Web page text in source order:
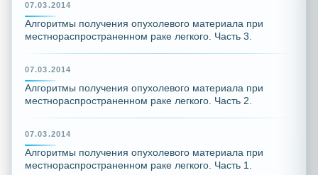
07.03.2014
Алгоритмы получения опухолевого материала при
местнораспространенном раке легкого. Часть 3.
07.03.2014
Алгоритмы получения опухолевого материала при
местнораспространенном раке легкого. Часть 2.
07.03.2014
Алгоритмы получения опухолевого материала при
местнораспространенном раке легкого. Часть 1.